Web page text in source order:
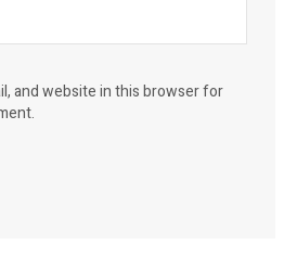
and website in this browser for